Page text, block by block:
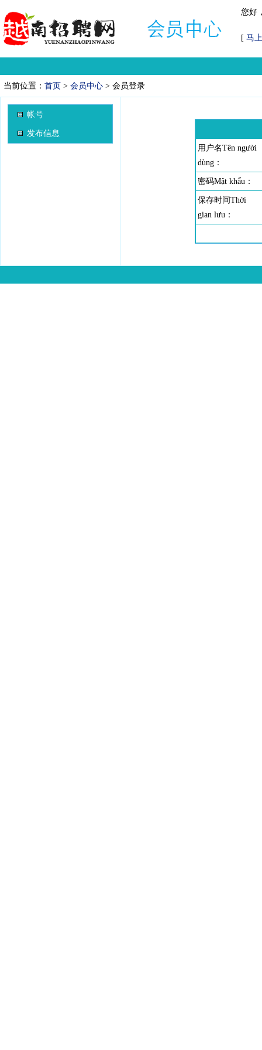
您好
[ 马
当前位置： 首页 > 会员中心 > 会员登录
帐号
发布信息
用户名Tên người
dùng：
密码Mật khẩu：
保存时间Thời
gian lưu：